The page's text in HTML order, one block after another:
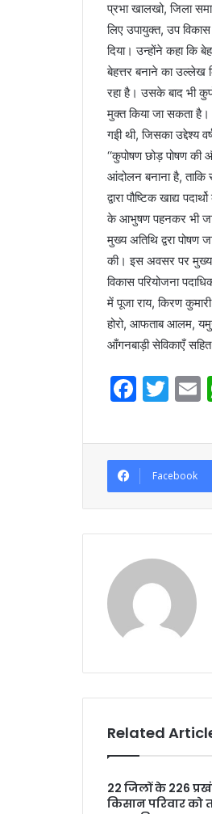
प्रभा खालखो, जिला
लिए उपायुक्त, उप
दिया। उन्होंने कहा कि
बेहत्तर बनाने का उल्लेख
रहा है। उसके बाद भी
मुक्त किया जा सकता
गइी थी, जिसका उद्देश्य
‘‘कुपोषण छोड़ पोषण की
आंदोलन बनाना है, ताकि
द्वारा पौष्टिक खाद्य
के आभुषण पहनकर भी
मुख्य अतिथि द्वरा पोषण
की। इस अवसर पर मुख्य
विकास परियोजना
में पूजा राय, किरण
होरो, आफताब आलम,
आँगनबाड़ी सेविकाएँ
F
c
e
b
o
o
k
T
itt
er l
Facebook
Related
22 जिलों के 226
किसान परिवार को